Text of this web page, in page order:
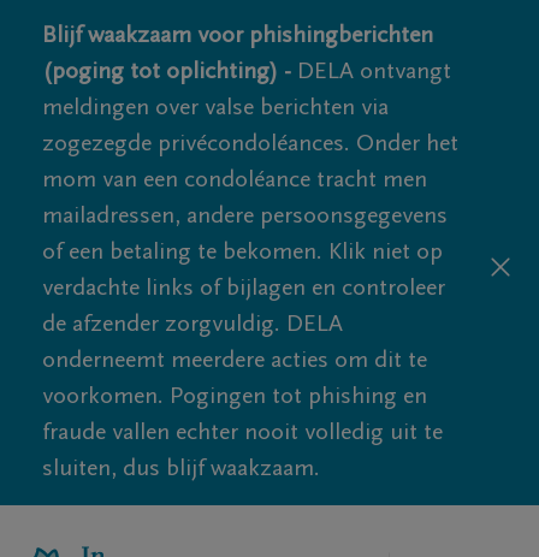
Blijf waakzaam voor phishingberichten
(poging tot oplichting) - DELA ontvangt
meldingen over valse berichten via
zogezegde privécondoléances. Onder het
mom van een condoléance tracht men
mailadressen, andere persoonsgegevens
of een betaling te bekomen. Klik niet op
verdachte links of bijlagen en controleer
de afzender zorgvuldig. DELA
onderneemt meerdere acties om dit te
voorkomen. Pogingen tot phishing en
fraude vallen echter nooit volledig uit te
sluiten, dus blijf waakzaam.